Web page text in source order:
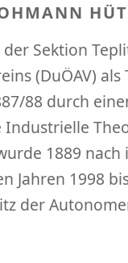
Sektion
(DuÖAV)
88 durch
1889
Jahren 1998
der